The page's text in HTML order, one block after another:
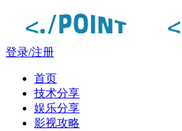
登录/注册
首页
技术分享
娱乐分享
影视攻略